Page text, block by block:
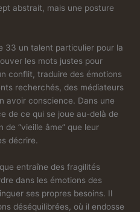
abstrait, mais une posture
33 un talent particulier pour la
les mots justes pour
conflit, traduire des émotions
recherchés, des médiateurs
avoir conscience. Dans une
de ce qui se joue au-delà de
de “vieille âme” que leur
décrire.
entraîne des fragilités
dans les émotions des
ses propres besoins. Il
déséquilibrées, où il endosse